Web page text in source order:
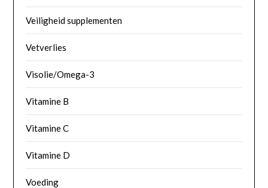
Veiligheid supplementen
Vetverlies
Visolie/Omega-3
Vitamine B
Vitamine C
Vitamine D
Voeding